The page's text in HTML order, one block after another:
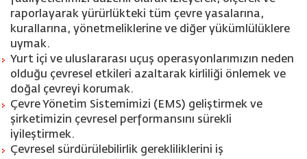
raporlayarak yürürlükteki tüm çevre yasalarına,
kurallarına, yönetmeliklerine ve diğer yükümlülüklere
uymak.
Yurt içi ve uluslararası uçuş operasyonlarımızın neden
olduğu çevresel etkileri azaltarak kirliliği önlemek ve
doğal çevreyi korumak.
Çevre Yönetim Sistemimizi (EMS) geliştirmek ve
şirketimizin çevresel performansını sürekli
iyileştirmek.
Çevresel sürdürülebilirlik gerekliliklerini iş